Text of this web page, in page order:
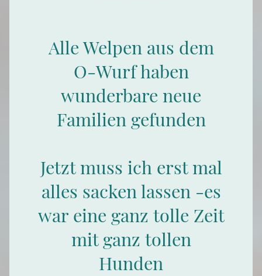
Alle Welpen aus dem
O-Wurf haben
wunderbare neue
Familien gefunden
Jetzt muss ich erst mal
alles sacken lassen -es
war eine ganz tolle Zeit
mit ganz tollen
Hunden